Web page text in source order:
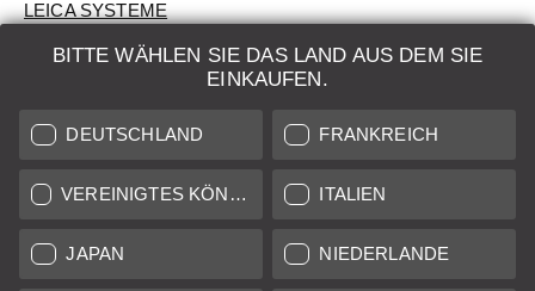
BITTE WÄHLEN SIE DAS LAND AUS DEM SIE
EINKAUFEN.
DEUTSCHLAND FRANKREICH
VEREINIGTES KÖNIGREICH ITALIEN
JAPAN NIEDERLANDE
LEICA SYSTEME
BEWERTUNG
AUKTION
BRAND NEW
LEICA STORES